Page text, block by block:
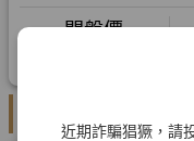
近期詐騙猖獗，請